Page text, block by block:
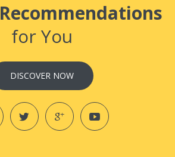
Recommendations
for You
DISCOVER NOW